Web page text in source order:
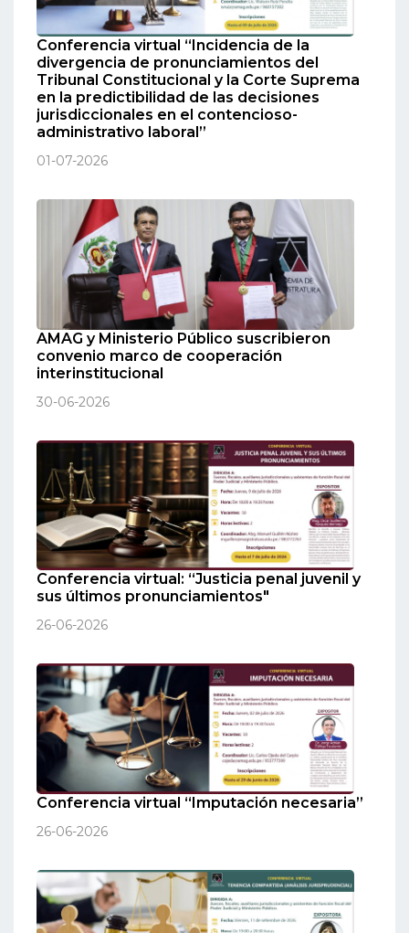
Conferencia virtual “Incidencia de la
divergencia de pronunciamientos del
Tribunal Constitucional y la Corte Suprema
en la predictibilidad de las decisiones
jurisdiccionales en el contencioso-
administrativo laboral”
01-07-2026
AMAG y Ministerio Público suscribieron
convenio marco de cooperación
interinstitucional
30-06-2026
Conferencia virtual: “Justicia penal juvenil y
sus últimos pronunciamientos"
26-06-2026
Conferencia virtual “Imputación necesaria”
26-06-2026